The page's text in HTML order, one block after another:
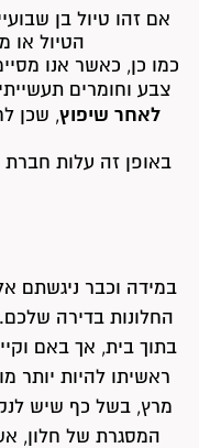
אם זהו טיול בן
הטיול או
כמו כן, כאשר אנו
צבע וחומרים
לאחר שיפוץ, שכן
באופן זה עלות חברת
במידה וכבר ניגשתם
החלונות בדירה
בתוך בית, אך באם
ראשיתו להיות יותר
מרץ, בשל כף שיש
המסגרת של חלון,